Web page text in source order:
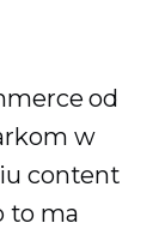
od
w
content
to ma